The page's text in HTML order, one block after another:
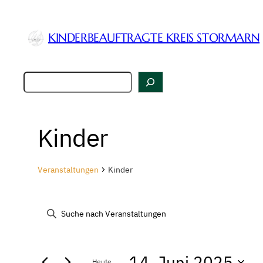
KINDERBEAUFTRAGTE KREIS STORMARN
Suchen
Kinder
Veranstaltungen Kinder
Veranstaltungen
Veranstaltungen
Bitte
Suche